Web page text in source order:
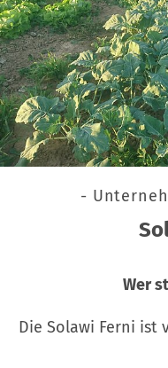
-
Wer
Die Solawi Ferni ist